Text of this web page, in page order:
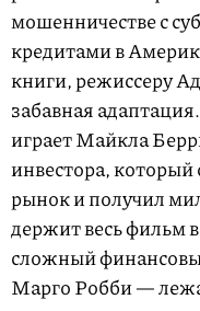
мошенничестве с
кредитами в
книги, режиссеру
забавная
играет Майкла
инвестора, который
рынок и получил
держит весь фильм
сложный
Марго Робби —